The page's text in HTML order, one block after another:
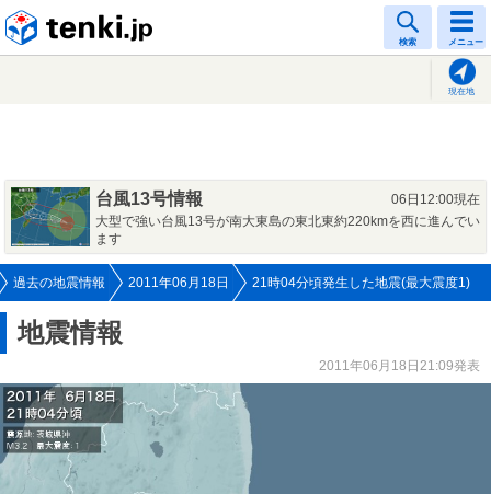
検索 メニュー
現在地
台風13号情報
06日12:00現在
大型で強い台風13号が南大東島の東北東約220kmを西に進んでい
ます
過去の地震情報 2011年06月18日 21時04分頃発生した地震(最大震度1)
地震情報
2011年06月18日21:09発表